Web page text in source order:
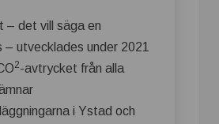
– det vill säga en
– utvecklades under 2021
2-avtrycket från alla
i Ystad och